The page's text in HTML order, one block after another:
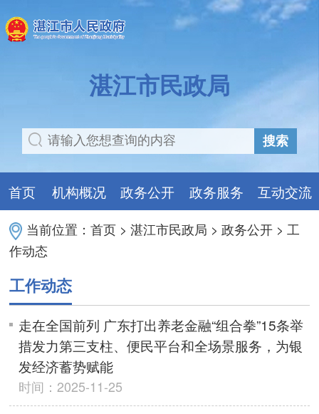
湛江市民政局
搜索
首页 机构概况 政务公开 政务服务 互动交流
当前位置：首页 >湛江市民政局 >政务公开 > 工
作动态
工作动态
走在全国前列 广东打出养老金融“组合拳”15条举
措发力第三支柱、便民平台和全场景服务，为银
发经济蓄势赋能
时间：2025-11-25